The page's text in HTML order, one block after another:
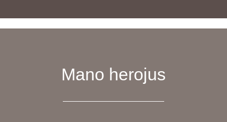
Mano herojus